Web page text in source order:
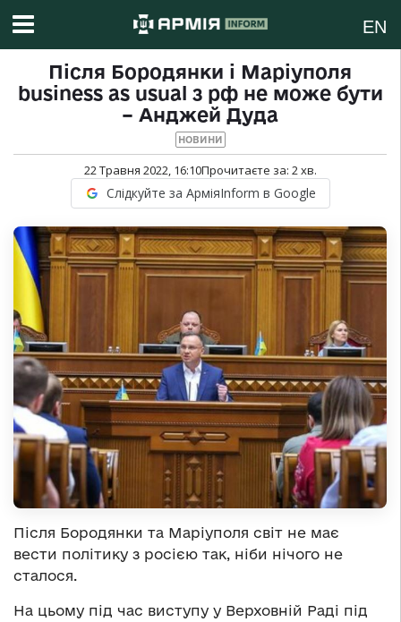
EN
Після Бородянки і Маріуполя
business as usual з рф не може бути
– Анджей Дуда
НОВИНИ
22 Травня 2022, 16:10Прочитаєте за: 2хв.
Слідкуйте за АрміяInform в Google
Після Бородянки та Маріуполя світ не має
вести політику з росією так, ніби нічого не
сталося.
На цьому під час виступу у Верховній Раді під